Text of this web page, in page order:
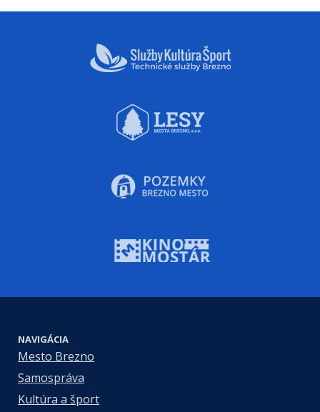
NAVIGÁCIA
Mesto Brezno
Samospráva
Kultúra a šport